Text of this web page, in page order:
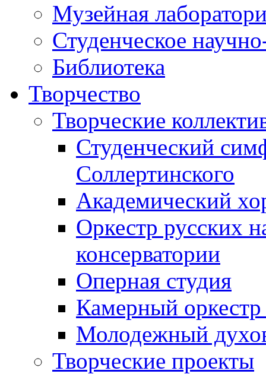
Музейная
Студенческое
Библиотека
Творчество
Творческие
Студенческий
Соллертинского
Академический
Оркестр русских
консерватории
Оперная студия
Камерный оркестр
Молодежный
Творческие проекты